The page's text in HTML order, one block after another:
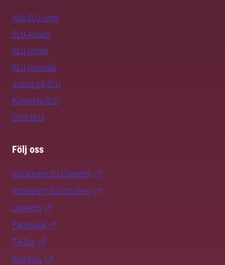
Alla SLU-orter
SLU Alnarp
SLU Umeå
SLU Uppsala
Jobba på SLU
Kontakta SLU
Stöd SLU
Följ oss
Instagram SLU.Sweden
Instagram SLU.student
LinkedIn
Facebook
TikTok
SLU Play